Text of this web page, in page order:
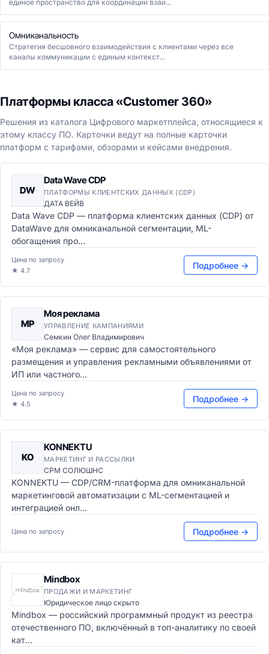
единое пространство для координации взаи...
Омниканальность
Стратегия бесшовного взаимодействия с клиентами через все
каналы коммуникации с единым контекст...
Платформы класса «Customer 360»
Решения из каталога Цифрового маркетплейса, относящиеся к
этому классу ПО. Карточки ведут на полные карточки
платформ с тарифами, обзорами и кейсами внедрения.
DW
Data Wave CDP
ПЛАТФОРМЫ КЛИЕНТСКИХ ДАННЫХ (CDP)
ДАТА ВЕЙВ
Data Wave CDP — платформа клиентских данных (CDP) от
DataWave для омниканальной сегментации, ML-
обогащения про...
Цена по запросу
★ 4.7
Подробнее →
МР
Моя реклама
УПРАВЛЕНИЕ КАМПАНИЯМИ
Семкин Олег Владимирович
«Моя реклама» — сервис для самостоятельного
размещения и управления рекламными объявлениями от
ИП или частного...
Цена по запросу
★ 4.5
Подробнее →
KO
KONNEKTU
МАРКЕТИНГ И РАССЫЛКИ
СРМ СОЛЮШНС
KONNEKTU — CDP/CRM-платформа для омниканальной
маркетинговой автоматизации с ML-сегментацией и
интеграцией онл...
Цена по запросу Подробнее →
Mindbox
ПРОДАЖИ И МАРКЕТИНГ
Юридическое лицо скрыто
Mindbox — российский программный продукт из реестра
отечественного ПО, включённый в топ-аналитику по своей
кат...